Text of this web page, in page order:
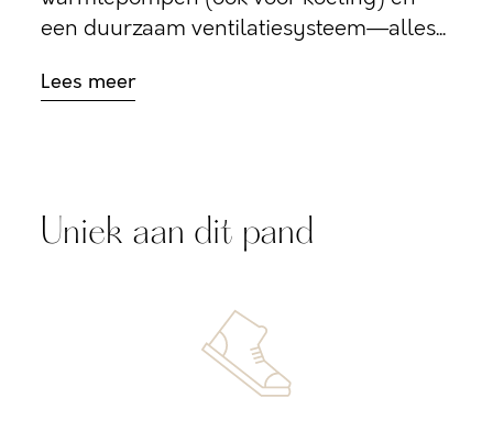
een duurzaam ventilatiesysteem—alles...
Lees meer
Uniek aan dit pand